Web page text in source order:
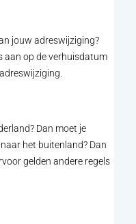
jouw adreswijziging?
aan op de verhuisdatum
Dan moet je
het buitenland? Dan
tabblad)
gelden andere regels